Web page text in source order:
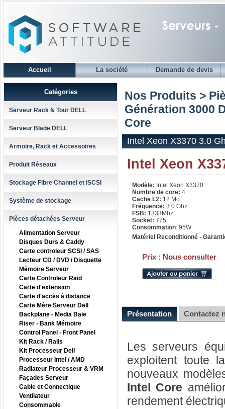
Accueil La société Demande de devis
Catégories
Serveur Rack & Tour DELL
Serveur Blade DELL
Armoire, Rack et Accessoires
Produit Réseaux
Stockage Fibre Channel et iSCSI
Système de stockage
Pièces détachées Serveur
Alimentation Serveur
Disques Durs & Caddy
Carte controleur SCSI / SAS
Lecteur CD / DVD / Disquette
Mémoire Serveur
Carte Controleur Raid
Carte d'extension
Carte d'accès à distance
Carte Mère Serveur Dell
Backplane - Media Baie
Riser - Bank Mémoire
Control Panel - Front Panel
Kit Rack / Rails
Kit Processeur Dell
Processeur Intel / AMD
Radiateur Processeur & VRM
Façades Serveur
Cable et Connectique
Ventilateur
Consommable
Nos Produits >
Génération 3000
Core
Intel Xeon X3370 3.0
Intel Xeon
Modèle: Intel Xeon X3370
Nombre de core: 4
Cache L2: 12 Mo
Fréquence: 3.0 Ghz
FSB: 1333Mhz
Socket: 775
Consommation: 95W
Matériel Reconditionné -
Prix : Nous consulter
Présentation Contactez
Les serveurs
exploitent toute
nouveaux
Intel Core
rendement